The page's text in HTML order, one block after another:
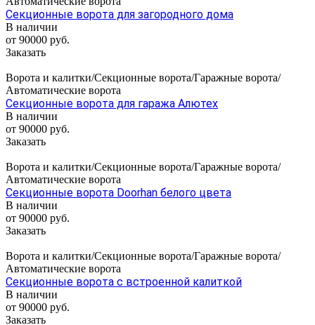
Секционные ворота для загородного дома
В наличии
от 90000 руб.
Заказать
Ворота и калитки/Секционные ворота/Гаражные ворота/
Автоматические ворота
Секционные ворота для гаража Алютех
В наличии
от 90000 руб.
Заказать
Ворота и калитки/Секционные ворота/Гаражные ворота/
Автоматические ворота
Секционные ворота Doorhan белого цвета
В наличии
от 90000 руб.
Заказать
Ворота и калитки/Секционные ворота/Гаражные ворота/
Автоматические ворота
Секционные ворота с встроенной калиткой
В наличии
от 90000 руб.
Заказать